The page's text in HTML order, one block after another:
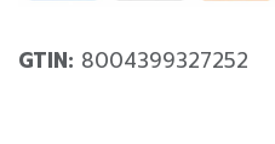
GTIN: 8004399327252